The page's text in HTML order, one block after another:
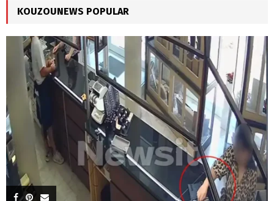
KOUZOUNEWS POPULAR